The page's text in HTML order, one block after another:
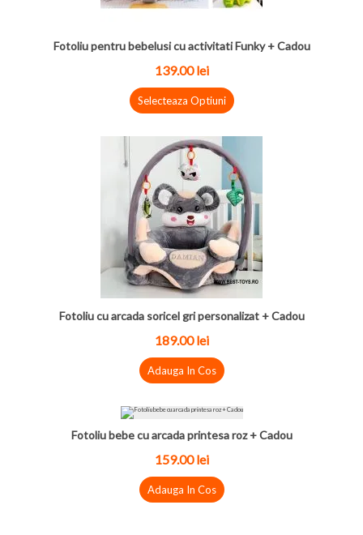
Fotoliu pentru bebelusi cu activitati Funky + Cadou
139.00lei
Selecteaza Optiuni
Fotoliu cu arcada soricel gri personalizat + Cadou
189.00lei
Adauga In Cos
Fotoliu bebe cu arcada printesa roz + Cadou
159.00lei
Adauga In Cos